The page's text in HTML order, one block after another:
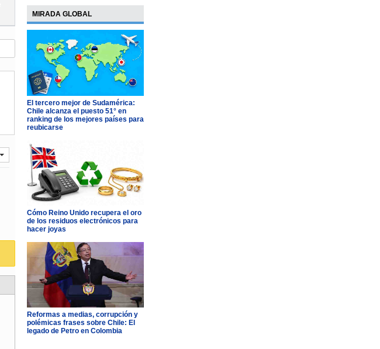
MIRADA GLOBAL
El tercero mejor de Sudamérica:
Chile alcanza el puesto 51° en
ranking de los mejores países para
reubicarse
Cómo Reino Unido recupera el oro
de los residuos electrónicos para
hacer joyas
Reformas a medias, corrupción y
polémicas frases sobre Chile: El
legado de Petro en Colombia